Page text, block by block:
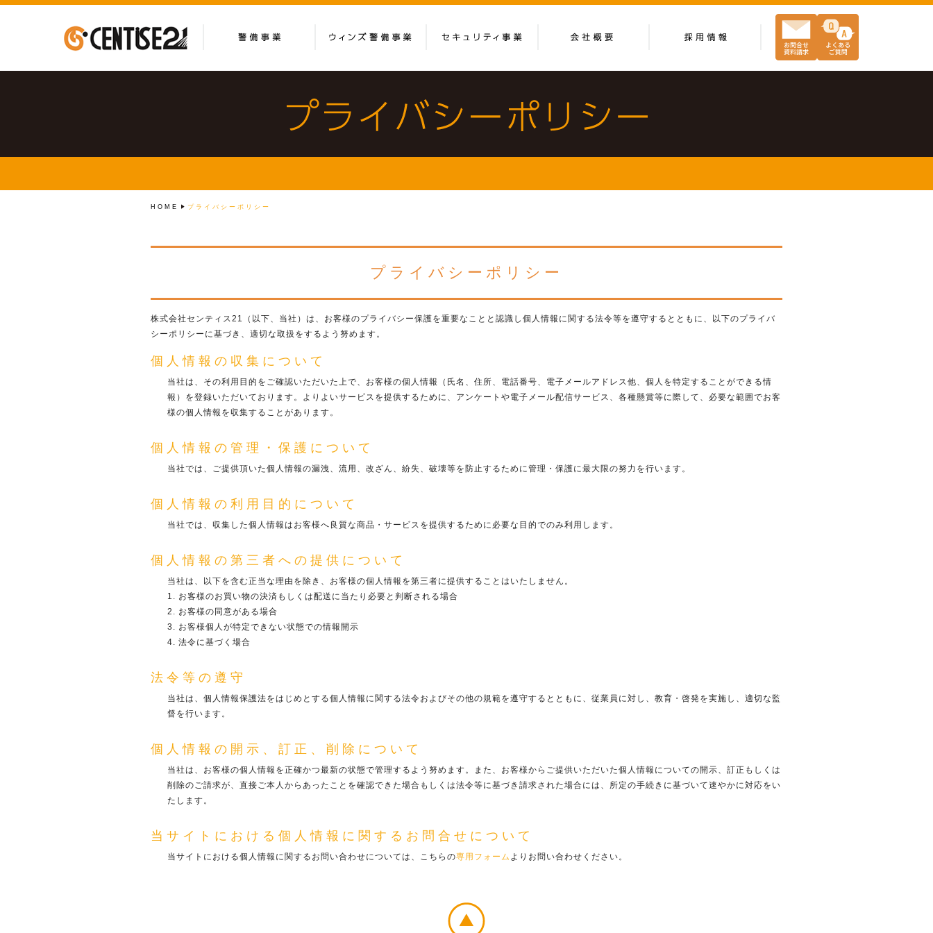
HOME プライバシーポリシー
プライバシーポリシー
株式会社センティス21（以下、当社）は、お客様のプライバシー保護を重要なことと認識し個人情報に関する法令等を遵守するとともに、以下のプライバ
シーポリシーに基づき、適切な取扱をするよう努めます。
個人情報の収集について
当社は、その利用目的をご確認いただいた上で、お客様の個人情報（氏名、住所、電話番号、電子メールアドレス他、個人を特定することができる情
報）を登録いただいております。よりよいサービスを提供するために、アンケートや電子メール配信サービス、各種懸賞等に際して、必要な範囲でお客
様の個人情報を収集することがあります。
個人情報の管理・保護について
当社では、ご提供頂いた個人情報の漏洩、流用、改ざん、紛失、破壊等を防止するために管理・保護に最大限の努力を行います。
個人情報の利用目的について
当社では、収集した個人情報はお客様へ良質な商品・サービスを提供するために必要な目的でのみ利用します。
個人情報の第三者への提供について
当社は、以下を含む正当な理由を除き、お客様の個人情報を第三者に提供することはいたしません。
お客様のお買い物の決済もしくは配送に当たり必要と判断される場合
お客様の同意がある場合
お客様個人が特定できない状態での情報開示
法令に基づく場合
法令等の遵守
当社は、個人情報保護法をはじめとする個人情報に関する法令およびその他の規範を遵守するとともに、従業員に対し、教育・啓発を実施し、適切な監
督を行います。
個人情報の開示、訂正、削除について
当社は、お客様の個人情報を正確かつ最新の状態で管理するよう努めます。また、お客様からご提供いただいた個人情報についての開示、訂正もしくは
削除のご請求が、直接ご本人からあったことを確認できた場合もしくは法令等に基づき請求された場合には、所定の手続きに基づいて速やかに対応をい
たします。
当サイトにおける個人情報に関するお問合せについて
当サイトにおける個人情報に関するお問い合わせについては、こちらの専用フォーム よりお問い合わせください。